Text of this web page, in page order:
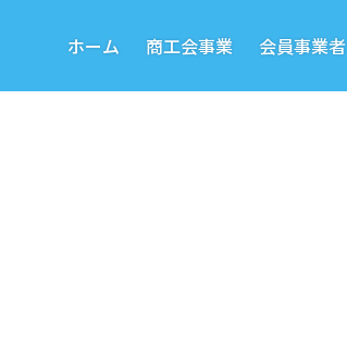
ホーム 商工会事業 会員事業者